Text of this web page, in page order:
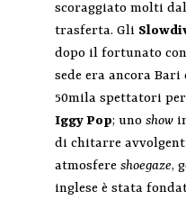
scoraggiato molti
trasferta. Gli
dopo il fortunato
sede era ancora
50mila spettatori
Iggy Pop; uno show
di chitarre
atmosfere shoegaze,
inglese è stata